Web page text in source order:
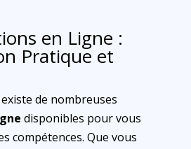
en Ligne :
Pratique et
de nombreuses
disponibles pour vous
compétences. Que vous